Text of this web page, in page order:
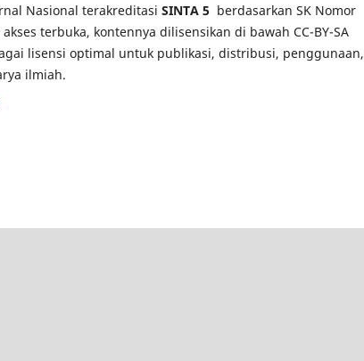
Nasional terakreditasi SINTA 5 berdasarkan SK Nomor
terbuka, kontennya dilisensikan di bawah CC-BY-SA
lisensi optimal untuk publikasi, distribusi, penggunaan,
ilmiah.